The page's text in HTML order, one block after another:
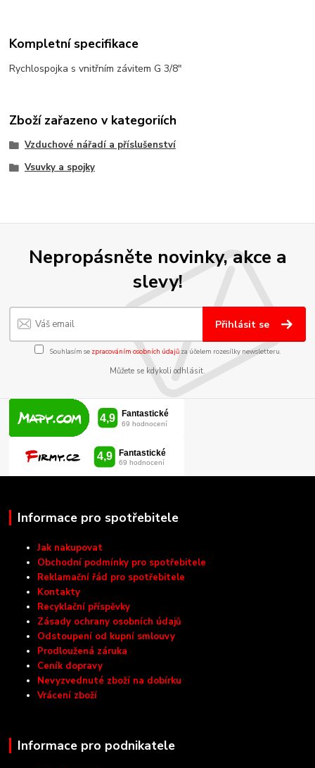
Kompletní specifikace
Rychlospojka s vnitřním závitem G 3/8"
Zboží zařazeno v kategoriích
Vzduchové nářadí a příslušenství
Vsuvky a spojky
Nepropásněte novinky, akce a
slevy!
Přihlásit se
Souhlasím se zpracováním osobních údajůza účelem rozesílky newsletteru.
Můžete se kdykoli odhlásit.
Informace pro spotřebitele
Jak nakupovat
Obchodní podmínky pro spotřebitele
Reklamační řád pro spotřebitele
Kontakty
Recyklační příspěvky
Zásady ochrany osobních údajů
Odstoupení od kupní smlouvy
Prodloužená záruka
Ceník dopravy
Nevyzvednuté zboží na dobírku
Vrácení zboží
Informace pro podnikatele